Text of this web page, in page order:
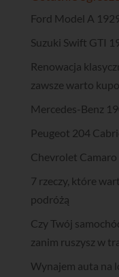
Ford Model A
Suzuki Swift GTI
Renowacja
zawsze warto
Mercedes-Benz
Peugeot 204
Chevrolet
7 rzeczy, które
podróżą
Czy Twój
zanim ruszysz w
Wynajem auta na